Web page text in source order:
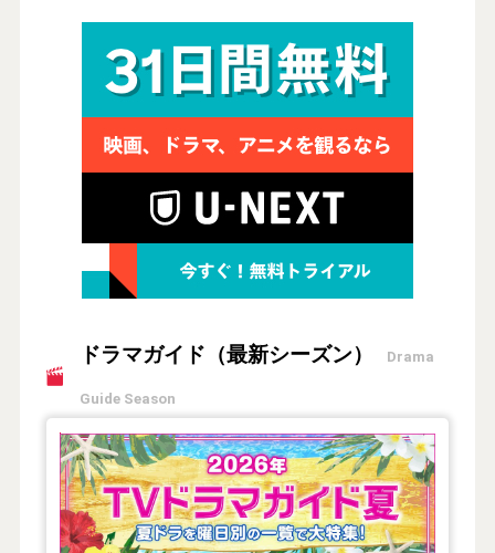
ドラマガイド（最新シーズン） Drama
Guide Season
【2026年夏】TVドラマガイド